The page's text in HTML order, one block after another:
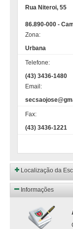
Rua Niteroi, 55
86.890-000 -
Zona:
Urbana
Telefone:
(43) 3436-1480
Email:
Fax:
(43) 3436-1221
Localização da
Informações